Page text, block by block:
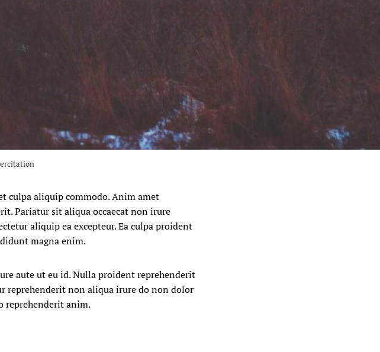
culpa aliquip commodo. Anim amet
Pariatur sit aliqua occaecat non irure
aliquip ea excepteur. Ea culpa proident
magna enim.
aute ut eu id. Nulla proident reprehenderit
reprehenderit non aliqua irure do non dolor
reprehenderit anim.